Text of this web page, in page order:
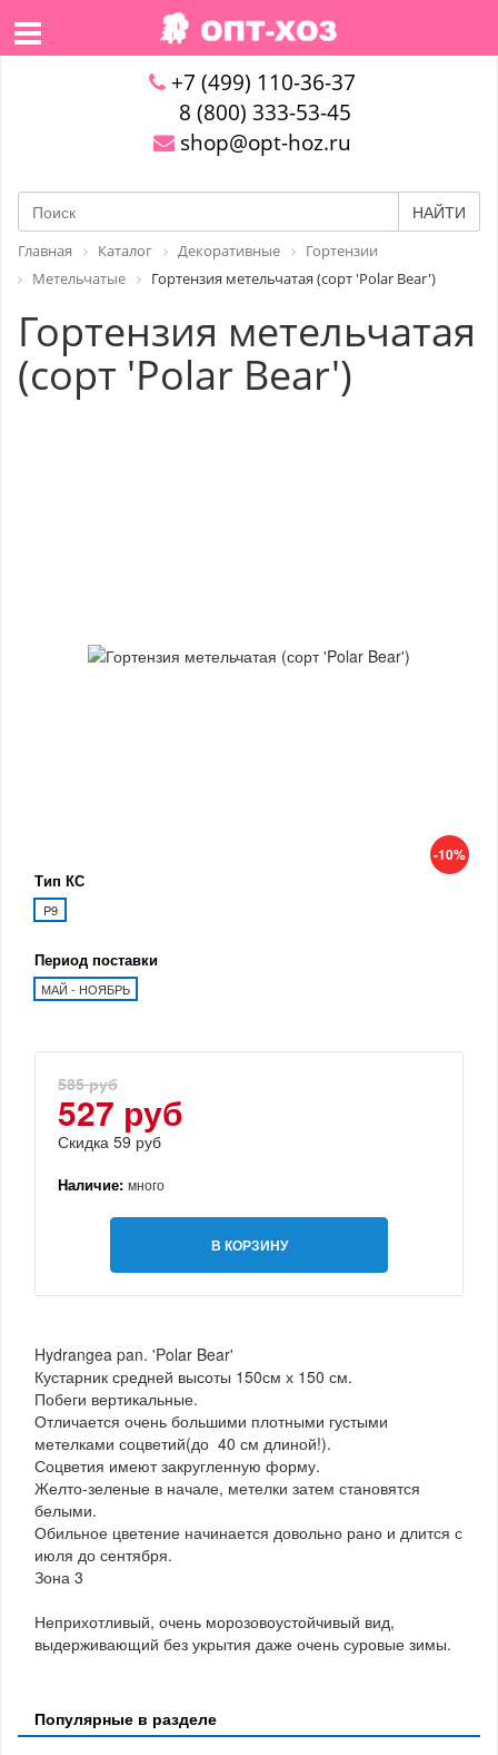
+7 (499) 110-36-37
8 (800) 333-53-45
shop@opt-hoz.ru
НАЙТИ
Главная Каталог Декоративные
Гортензии
Метельчатые
Гортензия метельчатая (сорт 'Polar Bear')
Гортензия метельчатая
(сорт 'Polar Bear')
-10%
Тип КС
P9
Период поставки
МАЙ - НОЯБРЬ
585 руб
527 руб
Скидка 59 руб
Наличие: много
В КОРЗИНУ
Hydrangea pan. 'Polar Bear'
Кустарник средней высоты 150см х 150 см.
Побеги вертикальные.
Отличается очень большими плотными густыми
метелками соцветий(до 40 см длиной!).
Соцветия имеют закругленную форму.
Желто-зеленые в начале, метелки затем становятся
белыми.
Обильное цветение начинается довольно рано и длится с
июля до сентября.
Зона 3
Неприхотливый, очень морозовоустойчивый вид,
выдерживающий без укрытия даже очень суровые зимы.
Популярные в разделе